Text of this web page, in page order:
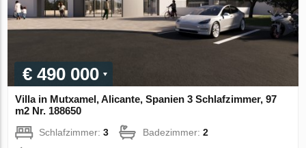
€ 490 000
Villa in Mutxamel, Alicante, Spanien 3 Schlafzimmer, 97
m2 Nr. 188650
Schlafzimmer:3 Badezimmer:2